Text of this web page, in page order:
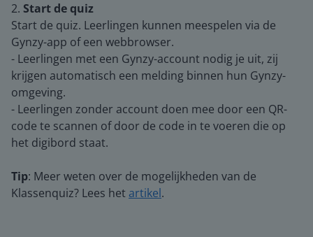
2. Start de quiz
Start de quiz. Leerlingen kunnen meespelen via de
Gynzy-app of een webbrowser.
- Leerlingen met een Gynzy-account nodig je uit, zij
krijgen automatisch een melding binnen hun Gynzy-
omgeving.
- Leerlingen zonder account doen mee door een QR-
code te scannen of door de code in te voeren die op
het digibord staat.
Tip: Meer weten over de mogelijkheden van de
Klassenquiz? Lees het artikel.